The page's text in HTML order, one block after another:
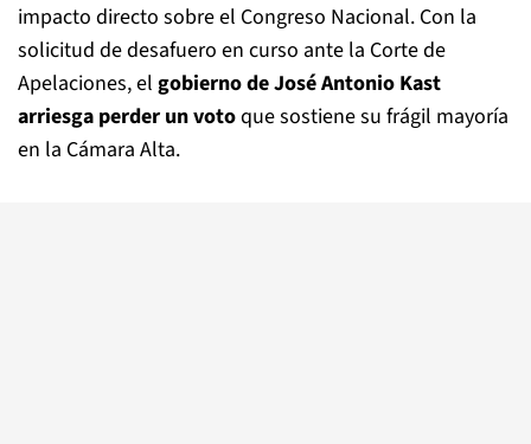
impacto directo sobre el Congreso Nacional. Con la
solicitud de desafuero en curso ante la Corte de
Apelaciones, el gobierno de José Antonio Kast
arriesga perder un votoque sostiene su frágil mayoría
en la Cámara Alta.